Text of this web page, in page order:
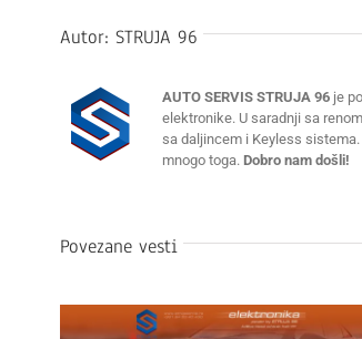
Autor:STRUJA 96
AUTO SERVIS STRUJA 96 je
elektronike. U saradnji sa
sa daljincem i Keyless
mnogo toga.Dobro nam došli!
Povezane vesti